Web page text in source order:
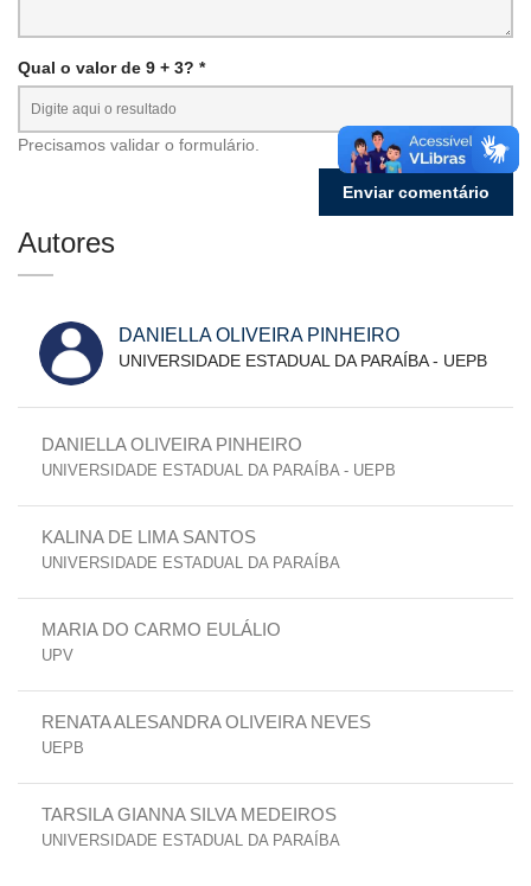
Qual o valor de 9 + 3? *
Precisamos validar o formulário.
Autores
DANIELLA OLIVEIRA PINHEIRO
UNIVERSIDADE ESTADUAL DA PARAÍBA - UEPB
DANIELLA OLIVEIRA PINHEIRO
UNIVERSIDADE ESTADUAL DA PARAÍBA - UEPB
KALINA DE LIMA SANTOS
UNIVERSIDADE ESTADUAL DA PARAÍBA
MARIA DO CARMO EULÁLIO
UPV
RENATA ALESANDRA OLIVEIRA NEVES
UEPB
TARSILA GIANNA SILVA MEDEIROS
UNIVERSIDADE ESTADUAL DA PARAÍBA